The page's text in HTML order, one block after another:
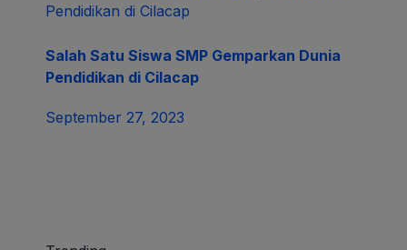
Salah Satu Siswa SMP Gemparkan Dunia
Pendidikan di Cilacap
September 27, 2023